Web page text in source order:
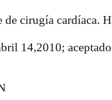
de cirugía cardíaca.
14,2010;